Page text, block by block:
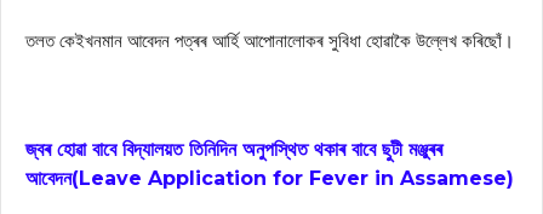
তলত কেইখনমান আবেদন পত্ৰৰ আৰ্হি আপোনালোকৰ সুবিধা হোৱাকৈ উল্লেখ কৰিছোঁ।
জ্বৰ হোৱা বাবে বিদ্যালয়ত তিনিদিন অনুপস্থিত থকাৰ বাবে ছুটী মঞ্জুৰৰ
আবেদন(Leave Application for Fever in Assamese)